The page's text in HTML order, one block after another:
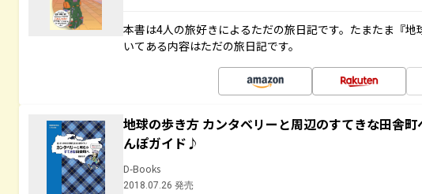
本書は4人の旅好きによるただの旅日記です。たまたま『
いてある内容はただの旅日記です。
地球の歩き方 カンタベリーと周辺のすてきな田舎
んぽガイド♪
D-Books
2018.07.26 発売